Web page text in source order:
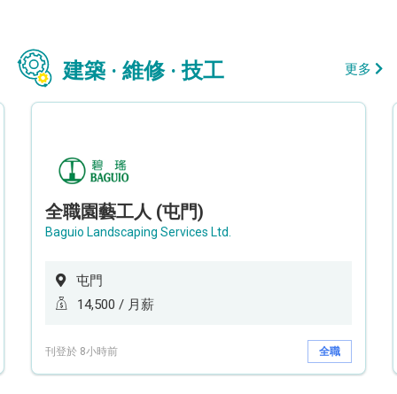
建築 · 維修 · 技工 更多
全職園藝工人 (屯門)
Baguio Landscaping Services Ltd.
屯門
14,500 / 月薪
刊登於 8小時前 全職